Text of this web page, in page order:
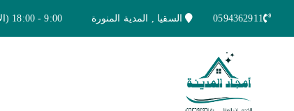
0594362911 السقيا , المدية المنورة